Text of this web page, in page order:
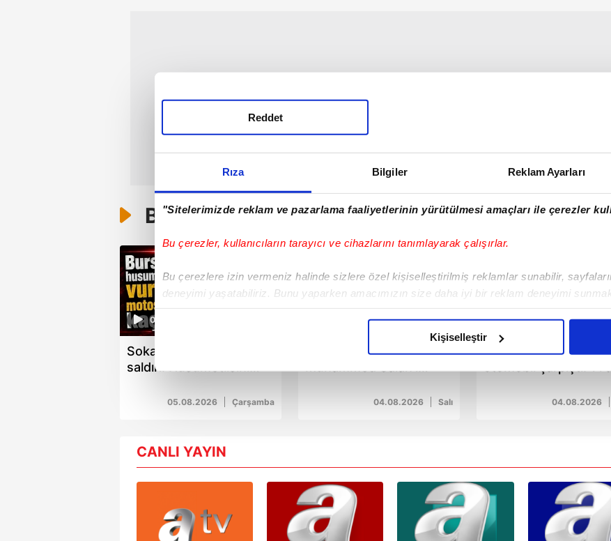
Rıza Bilgiler Reklam Ayarları
"Sitelerimizde reklam ve pazarlama faaliyetlerinin yürütülmesi amaçları ile çerezler
Bu çerezler, kullanıcıların tarayıcı ve cihazlarını tanımlayarak çalışırlar.
Bu çerezlere izin vermeniz halinde sizlere özel kişiselleştirilmiş reklamlar sunabilir,
deneyimi yaşatabiliriz. Bunu yaparken amacımızın size daha iyi bir reklam deneyimi
çerezler vasıtasıyla çeşitli kişisel verileriniz işlenmekte olup gerekli olan çerezler bilgi
Çerez Bilgilendirme Metnimizi ziyaret edebilirsiniz.
6698 sayılı Kişisel Verilerin Korunması Kanunu uyarınca hazırlanmış Aydınlatma
Reddet
Kişiselleştir
Bunlar da Var
01:16
Sokak ortasında tüfekli
saldırı: Husumetlisini
05.08.2026 Çarşamba
Trabzonspor
04.08.2026 Salı
00:51
Hassa'da traktör ile
04.08.2026
CANLI YAYIN